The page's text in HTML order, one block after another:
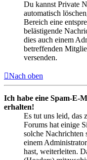
Du kannst Private
automatisch
Bereich eine
belästigende
dies auch einem
betreffenden
versenden.
Nach oben
Ich habe eine Spam-E-
erhalten!
Es tut uns leid, das
Forums hat einige
solche Nachrichten
einem
hast, weiterleiten.